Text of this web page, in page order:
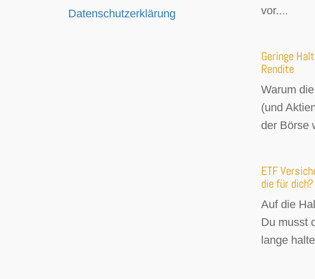
Datenschutzerklärung
vor....
Geringe
Rendite
Warum
(und
der Börse
ETF
die für dich?
Auf die
Du musst
lange